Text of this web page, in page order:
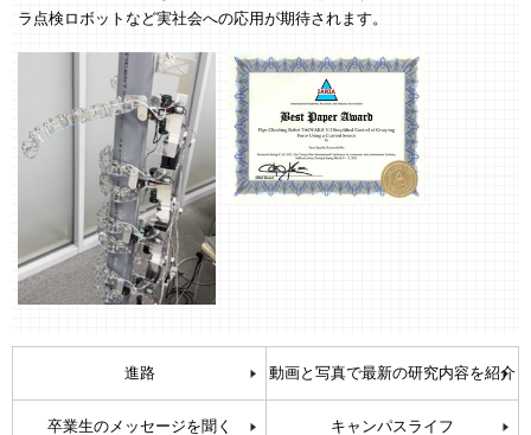
ラ点検ロボットなど実社会への応用が期待されます。
進路 動画と写真で最新の研究内容を紹介
卒業生のメッセージを聞く キャンパスライフ